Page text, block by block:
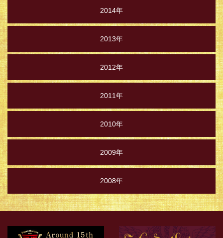
2014年
2013年
2012年
2011年
2010年
2009年
2008年